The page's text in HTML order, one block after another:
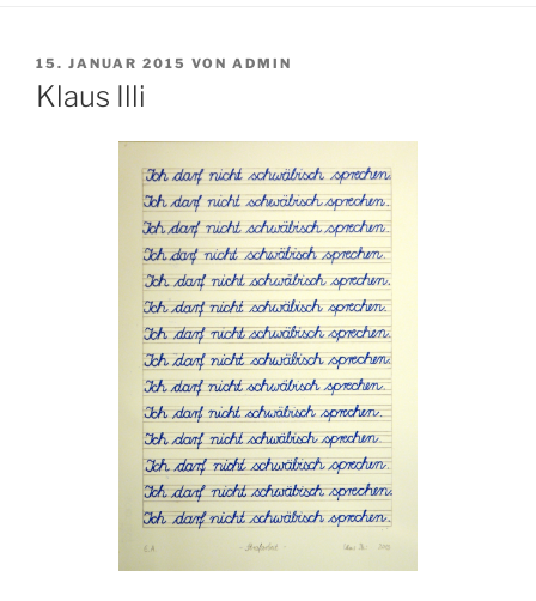
VERÖFFENTLICHT
AM
15. JANUAR 2015 VON ADMIN
Klaus Illi